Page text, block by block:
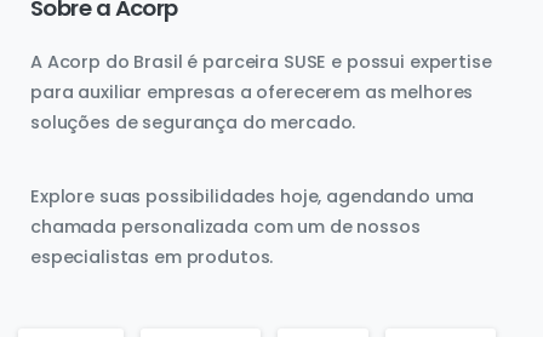
Sobre a Acorp
A Acorp do Brasil é parceira SUSE e possui expertise
para auxiliar empresas a oferecerem as melhores
soluções de segurança do mercado.
Explore suas possibilidades hoje, agendando uma
chamada personalizada com um de nossos
especialistas em produtos.